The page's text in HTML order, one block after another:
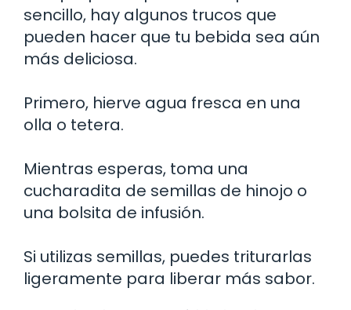
sencillo, hay algunos trucos que
pueden hacer que tu bebida sea aún
más deliciosa.
Primero, hierve agua fresca en una
olla o tetera.
Mientras esperas, toma una
cucharadita de semillas de hinojo o
una bolsita de infusión.
Si utilizas semillas, puedes triturarlas
ligeramente para liberar más sabor.